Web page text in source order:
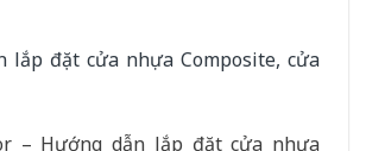
lắp đặt cửa nhựa Composite, cửa
– Hướng dẫn lắp đặt cửa nhựa